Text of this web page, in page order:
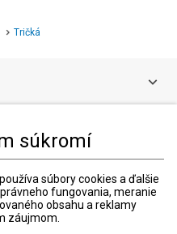
súkromí
používa súbory cookies a ďalšie
fungovania, meranie
obsahu a reklamy
záujmom.
Tričká